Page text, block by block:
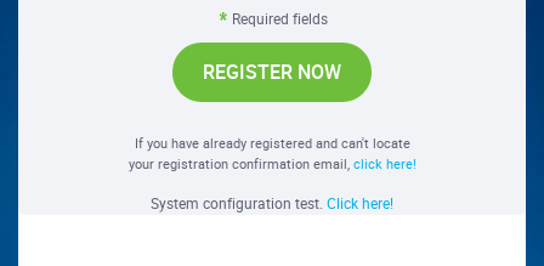
Required fields
REGISTER NOW
If you have already registered and can't locate
your registration confirmation email, click here!
System configuration test. Click here!